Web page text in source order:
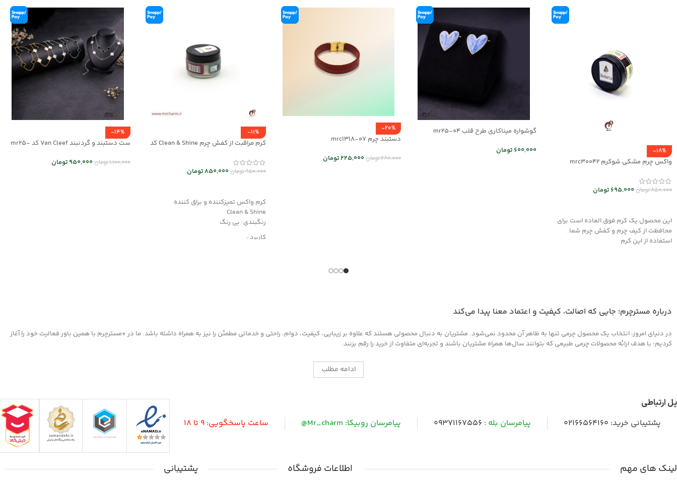
-18%
واکس چرم مشکی شوکرم mrc30042
850,000تومان695,000 تومان
این محصول یک کرم فوق العاده است برای
محافظت از کیف چرم و کفش چرم شما.
استفاده از این کرم
گوشواره میناکاری طرح قلب mr25-04
600,000 تومان
-20%
دستبند چرم mrc1318-07
280,000تومان225,000تومان
-11%
کرم مراقبت از کفش چرم Clean & Shine کد
950,000تومان850,000تومان
کرم واکس تمیزکننده و براق کننده
Clean & Shine
رنگبندی: بی رنگ
کاربرد :
-14%
ست دستبند و گردنبند Van Cleef کد mr25-
1,100,000تومان950,000تومان
درباره مسترچرم؛ جایی که اصالت، کیفیت و اعتماد معنا پیدا می‌کند
در دنیای امروز، انتخاب یک محصول چرمی تنها به ظاهر آن محدود نمی‌شود. مشتریان به دنبال محصولی هستند که علاوه بر زیبایی، کیفیت، دوام، راحتی و خدماتی مطمئن را نیز به همراه داشته باشد. ما در *مسترچرم با همین باور فعالیت خود را آغاز
کردیم؛ با هدف ارائه محصولات چرمی طبیعی که بتوانند سال‌ها همراه مشتریان باشند و تجربه‌ای متفاوت از خرید را رقم بزنند.
ادامه مطلب
پل ارتباطی
پشتیبانی خرید: 02166564160 پیامرسان بله : 09371167556 پیامرسان روبیکا: Mr_charm@ ساعت پاسخگویی: 9 تا 18
لینک های مهم اطلاعات فروشگاه پشتیبانی